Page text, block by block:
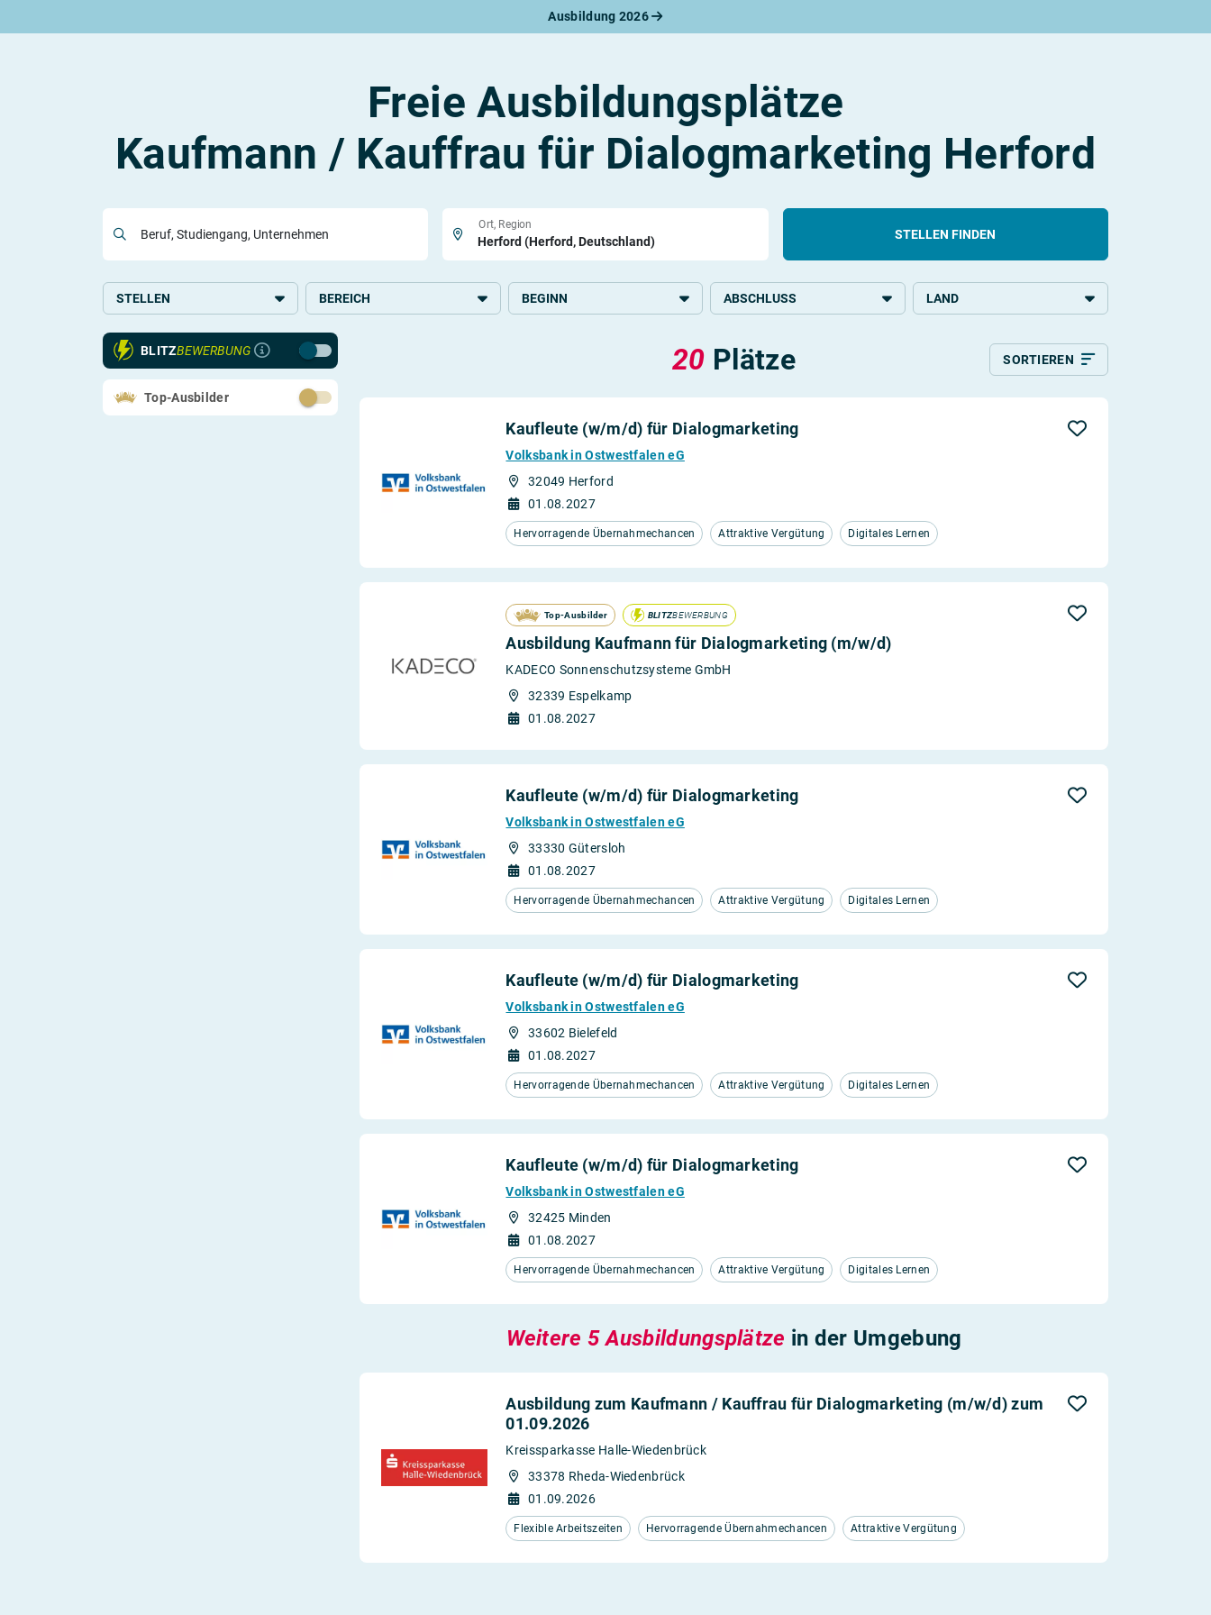
Ausbildung 2026
Rund um die AusbildungRund um das duale StudiumRund um Berufe
Berufe nach Themen
Bewerbungsratgeber
Vorlagen
Online-Bewerbung
Vorstellungsgespräch
Bewerbungs-Check
Freie Ausbildungsplätze
Kaufmann / Kauffrau für Dialogmarketing Herford
Beruf, Studiengang, Unternehmen
Ort, Region
STELLEN FINDEN
STELLEN
Ausbildung
BEREICH
Kaufmännisches, Büro und
Verwaltung
Medien und Gestaltung
BEGINN ABSCHLUSS LAND
Deutschland
BLITZBEWERBUNG
Top-Ausbilder
20 Plätze SORTIEREN
Kaufleute (w/m/d) für Dialogmarketing
Volksbank in Ostwestfalen eG
32049 Herford
01.08.2027
Hervorragende Übernahmechancen Attraktive Vergütung Digitales Lernen
Top-Ausbilder BLITZBEWERBUNG
Ausbildung Kaufmann für Dialogmarketing (m/w/d)
KADECO Sonnenschutzsysteme GmbH
32339 Espelkamp
01.08.2027
Kaufleute (w/m/d) für Dialogmarketing
Volksbank in Ostwestfalen eG
33330 Gütersloh
01.08.2027
Hervorragende Übernahmechancen Attraktive Vergütung Digitales Lernen
Kaufleute (w/m/d) für Dialogmarketing
Volksbank in Ostwestfalen eG
33602 Bielefeld
01.08.2027
Hervorragende Übernahmechancen Attraktive Vergütung Digitales Lernen
Kaufleute (w/m/d) für Dialogmarketing
Volksbank in Ostwestfalen eG
32425 Minden
01.08.2027
Hervorragende Übernahmechancen Attraktive Vergütung Digitales Lernen
Weitere 5 Ausbildungsplätze in der Umgebung
Ausbildung zum Kaufmann / Kauffrau für Dialogmarketing (m/w/d) zum
01.09.2026
Kreissparkasse Halle-Wiedenbrück
33378 Rheda-Wiedenbrück
01.09.2026
Flexible Arbeitszeiten Hervorragende Übernahmechancen Attraktive Vergütung